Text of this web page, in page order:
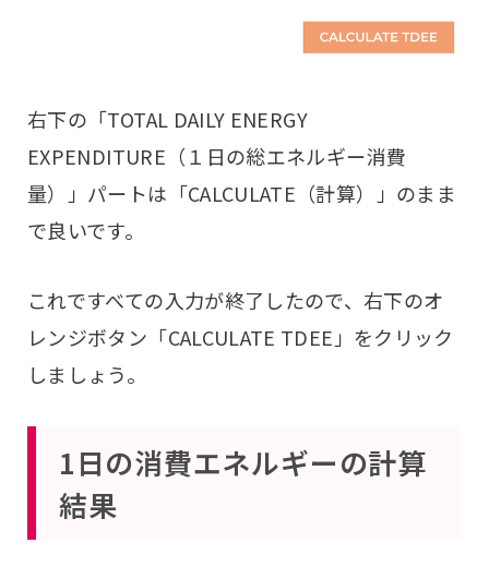
右下の「TOTAL DAILY ENERGY
EXPENDITURE（１日の総エネルギー消費
量）」パートは「CALCULATE（計算）」のまま
で良いです。
これですべての入力が終了したので、右下のオ
レンジボタン「CALCULATE TDEE」をクリック
しましょう。
1日の消費エネルギーの計算
結果